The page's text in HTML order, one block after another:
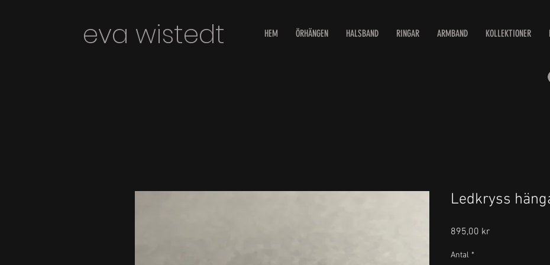
eva wistedt HEM ÖRHÄNGEN HALSBAND RINGAR ARMBAND KOLLEKTIONER
Ledkryss
895,00 krPris
Antal *